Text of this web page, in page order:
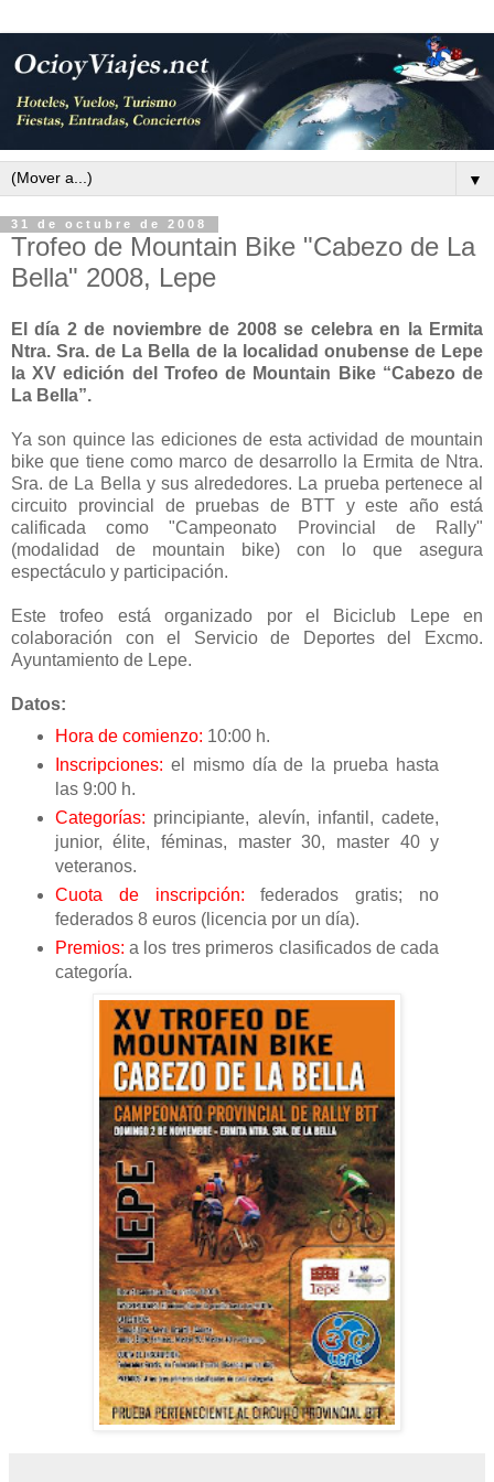
▼
31 de octubre de 2008
Trofeo de Mountain Bike "Cabezo de La
Bella" 2008, Lepe
El día 2 de noviembre de 2008 se celebra en la Ermita
Ntra. Sra. de La Bella de la localidad onubense de Lepe
la XV edición del Trofeo de Mountain Bike “Cabezo de
La Bella”.
Ya son quince las ediciones de esta actividad de mountain
bike que tiene como marco de desarrollo la Ermita de Ntra.
Sra. de La Bella y sus alrededores. La prueba pertenece al
circuito provincial de pruebas de BTT y este año está
calificada como "Campeonato Provincial de Rally"
(modalidad de mountain bike) con lo que asegura
espectáculo y participación.
Este trofeo está organizado por el Biciclub Lepe en
colaboración con el Servicio de Deportes del Excmo.
Ayuntamiento de Lepe.
Datos:
Hora de comienzo: 10:00 h.
Inscripciones: el mismo día de la prueba hasta
las 9:00 h.
Categorías: principiante, alevín, infantil, cadete,
junior, élite, féminas, master 30, master 40 y
veteranos.
Cuota de inscripción: federados gratis; no
federados 8 euros (licencia por un día).
Premios: a los tres primeros clasificados de cada
categoría.